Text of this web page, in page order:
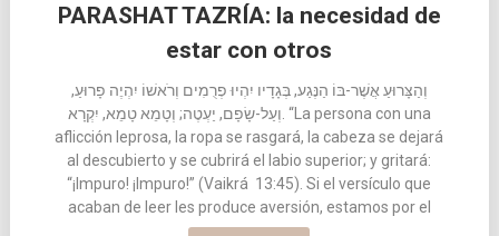
PARASHAT TAZRÍA: la necesidad de
estar con otros
וְהַצָּרוּעַ אֲשֶׁר-בּוֹ הַנֶּגַע, בְּגָדָיו יִהְיוּ פְרֻמִים וְרֹאשׁוֹ יִהְיֶה פָרוּעַ,
וְעַל-שָׂפָם, יַעְטֶה; וְטָמֵא טָמֵא, יִקְרָא. “La persona con una
aflicción leprosa, la ropa se rasgará, la cabeza se dejará
al descubierto y se cubrirá el labio superior; y gritará:
“¡Impuro! ¡Impuro!” (Vaikrá 13:45). Si el versículo que
acaban de leer les produce aversión, estamos por el